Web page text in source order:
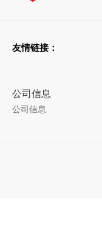
友情链接：
公司信息
公司信息